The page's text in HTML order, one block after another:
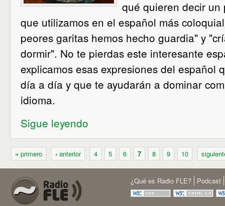
qué quieren decir un
que utilizamos en el español más
peores garitas hemos hecho guardia" y
dormir". No te pierdas este interesante
explicamos esas expresiones del español
día a día y que te ayudarán a dominar
idioma.
Sigue leyendo
« primero ‹ anterior 4 5 6 7 8 9 10
¿Qué es Radio FLE? Podcast